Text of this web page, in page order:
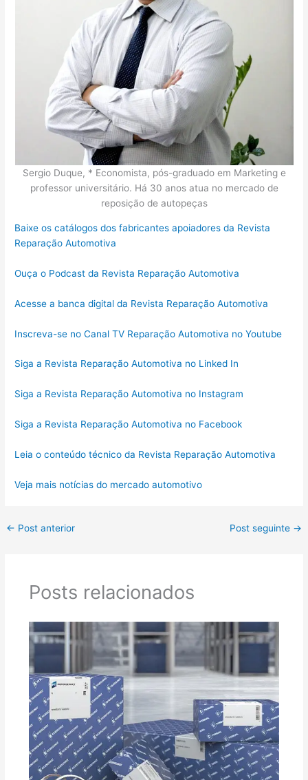
Sergio Duque, * Economista, pós-graduado em Marketing e
professor universitário. Há 30 anos atua no mercado de
reposição de autopeças
Baixe os catálogos dos fabricantes apoiadores da Revista
Reparação Automotiva
Ouça o Podcast da Revista Reparação Automotiva
Acesse a banca digital da Revista Reparação Automotiva
Inscreva-se no Canal TV Reparação Automotiva no Youtube
Siga a Revista Reparação Automotiva no Linked In
Siga a Revista Reparação Automotiva no Instagram
Siga a Revista Reparação Automotiva no Facebook
Leia o conteúdo técnico da Revista Reparação Automotiva
Veja mais notícias do mercado automotivo
← Post anterior Post seguinte →
Posts relacionados